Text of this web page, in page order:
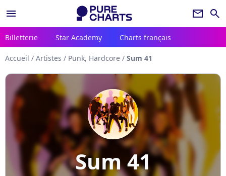
menu newsletter search
Billetterie Star Academy Charts français
Accueil / Artistes / Punk, Hardcore / Sum 41
Sum 41